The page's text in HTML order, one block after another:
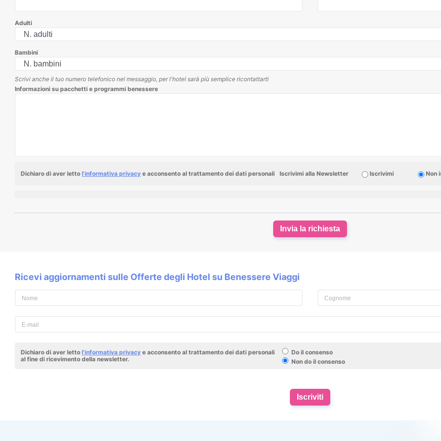
Adulti
Bambini
Scrivi anche il tuo numero telefonico nel messaggio, per l'hotel sarà più semplice ricontattarti
Informazioni su pacchetti e programmi benessere
Dichiaro di aver letto l'informativa privacy e acconsento al trattamento dei dati personali Iscrivimi alla Newsletter Iscrivimi Non
Invia la richiesta
Ricevi aggiornamenti sulle Offerte degli Hotel su Benessere Viaggi
Dichiaro di aver letto l'informativa privacy e acconsento al trattamento dei dati personali
al fine di ricevimento della newsletter.
Do il consenso
Non do il consenso
Iscriviti